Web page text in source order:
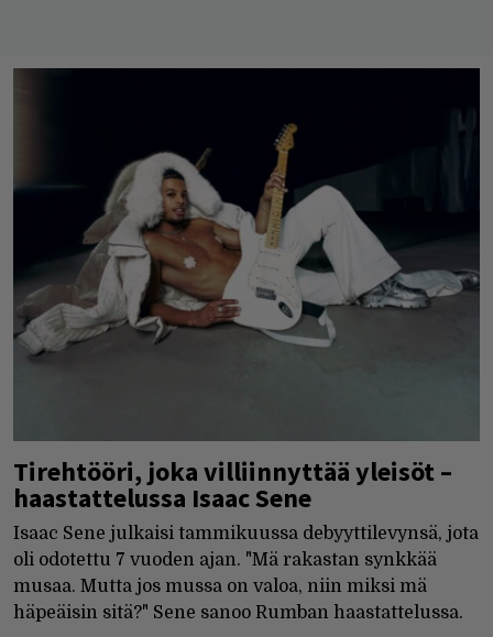
Tirehtööri, joka villiinnyttää yleisöt –
haastattelussa Isaac Sene
Isaac Sene julkaisi tammikuussa debyyttilevynsä, jota
oli odotettu 7 vuoden ajan. "Mä rakastan synkkää
musaa. Mutta jos mussa on valoa, niin miksi mä
häpeäisin sitä?" Sene sanoo Rumban haastattelussa.